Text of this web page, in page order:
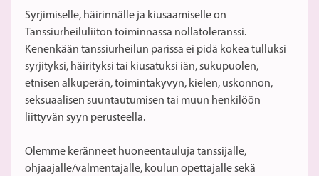
Syrjimiselle, häirinnälle ja kiusaamiselle on
Tanssiurheiluliiton toiminnassa nollatoleranssi.
Kenenkään tanssiurheilun parissa ei pidä kokea tulluksi
syrjityksi, häirityksi tai kiusatuksi iän, sukupuolen,
etnisen alkuperän, toimintakyvyn, kielen, uskonnon,
seksuaalisen suuntautumisen tai muun henkilöön
liittyvän syyn perusteella.
Olemme keränneet huoneentauluja tanssijalle,
ohjaajalle/valmentajalle, koulun opettajalle sekä